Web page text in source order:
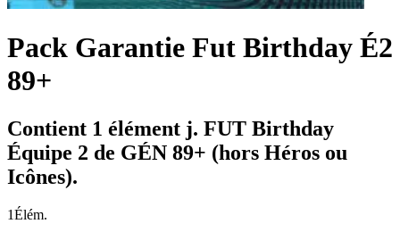
Pack Garantie Fut Birthday É2
89+
Contient 1 élément j. FUT Birthday
Équipe 2 de GÉN 89+ (hors Héros ou
Icônes).
1Élém.